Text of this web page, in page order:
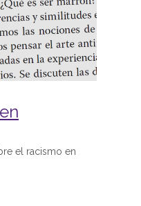
el racismo en